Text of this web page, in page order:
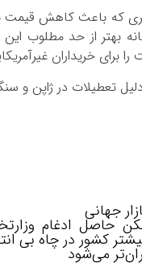
که باعث کاهش قیمت
بهتر از حد مطلوب
برای خریداران
تعطیلات در ژاپن و
جهانی
ادغام
کشور در چاه بی
می‌شود